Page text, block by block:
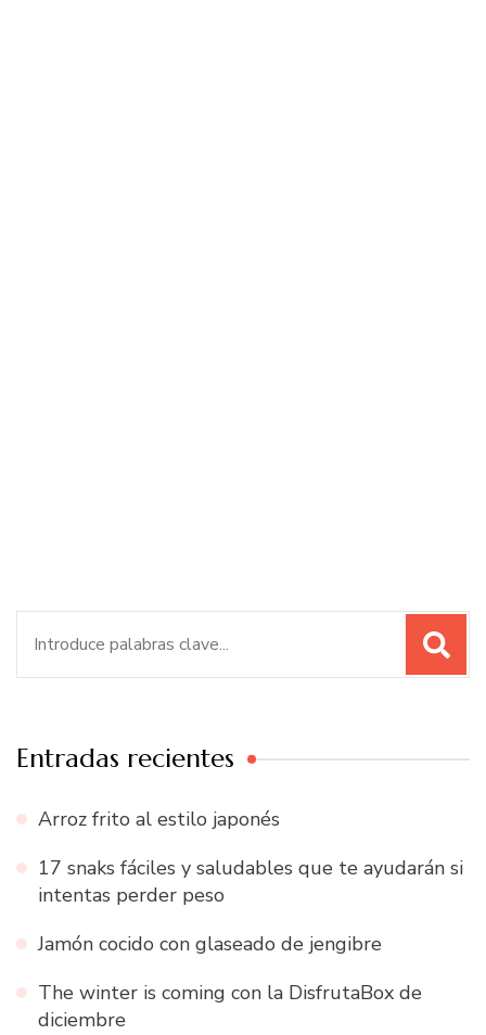
Entradas recientes
Arroz frito al estilo japonés
17 snaks fáciles y saludables que te ayudarán si
intentas perder peso
Jamón cocido con glaseado de jengibre
The winter is coming con la DisfrutaBox de
diciembre